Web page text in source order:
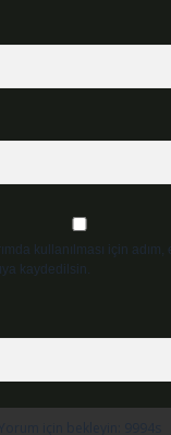
kullanılması için
kaydedilsin.